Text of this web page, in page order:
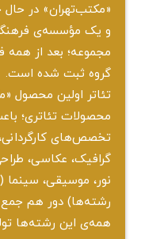
«مکتب‌تهران» در
و یک مؤسسه‌ی
مجموعه؛ بعد از همه‌
گروه ثبت شده است.
تئاتر اولین محصول
محصولات تئاتری؛
تخصص‌های کارگردانی،
گرافیک، عکاسی،
نور، موسیقی،
رشته‌ها) دور هم جمع
همه‌ی این رشته‌ها